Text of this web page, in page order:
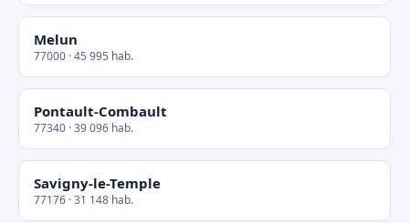
Melun
77000 · 45 995 hab.
Pontault-Combault
77340 · 39 096 hab.
Savigny-le-Temple
77176 · 31 148 hab.